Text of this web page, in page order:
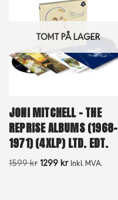
TOMT PÅ LAGER
JONI MITCHELL – THE
REPRISE ALBUMS (1968-
1971) (4XLP) LTD. EDT.
1599kr 1299 kr Inkl. MVA.